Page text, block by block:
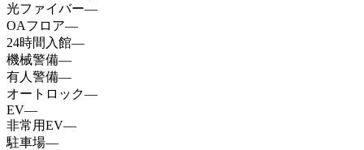
光ファイバー—
OAフロア—
24時間入館—
機械警備—
有人警備—
オートロック—
EV—
非常用EV—
駐車場—